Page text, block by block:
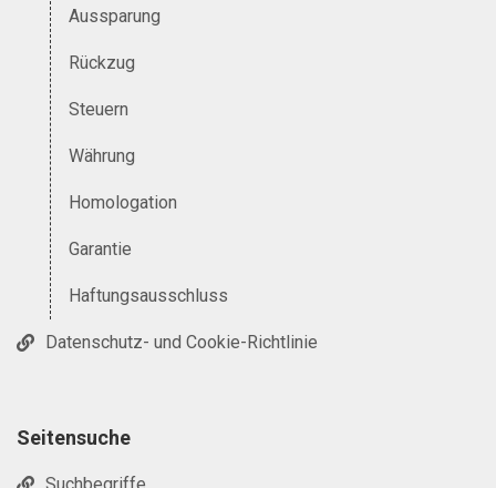
Aussparung
Rückzug
Steuern
Währung
Homologation
Garantie
Haftungsausschluss
Datenschutz- und Cookie-Richtlinie
Seitensuche